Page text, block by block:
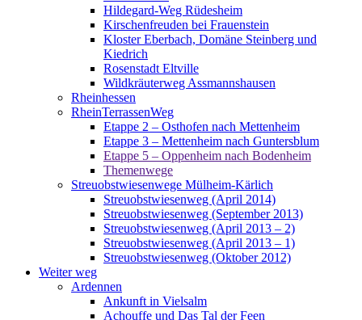
Hildegard-Weg Rüdesheim
Kirschenfreuden bei Frauenstein
Kloster Eberbach, Domäne Steinberg und
Kiedrich
Rosenstadt Eltville
Wildkräuterweg Assmannshausen
Rheinhessen
RheinTerrassenWeg
Etappe 2 – Osthofen nach Mettenheim
Etappe 3 – Mettenheim nach Guntersblum
Etappe 5 – Oppenheim nach Bodenheim
Themenwege
Streuobstwiesenwege Mülheim-Kärlich
Streuobstwiesenweg (April 2014)
Streuobstwiesenweg (September 2013)
Streuobstwiesenweg (April 2013 – 2)
Streuobstwiesenweg (April 2013 – 1)
Streuobstwiesenweg (Oktober 2012)
Weiter weg
Ardennen
Ankunft in Vielsalm
Achouffe und Das Tal der Feen